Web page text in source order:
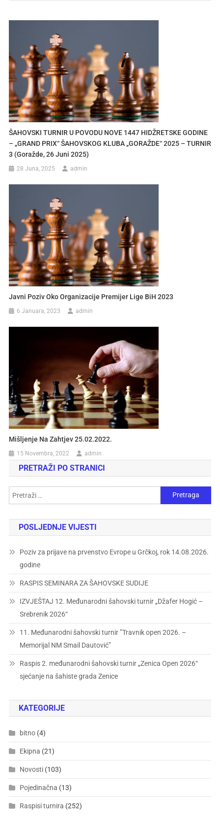
ŠAHOVSKI TURNIR U POVODU NOVE 1447 HIDŽRETSKE GODINE
– „GRAND PRIX“ ŠAHOVSKOG KLUBA „GORAŽDE“ 2025 – TURNIR
3 (Goražde, 26 Juni 2025)
28 Juna, 2025 admin
Javni Poziv Oko Organizacije Premijer Lige BiH 2023
6 Januara, 2023 admin
Mišljenje Na Zahtjev 25.02.2022.
15 Novembra, 2022 admin
PRETRAŽI PO STRANICI
POSLJEDNJE VIJESTI
Poziv za prijave na prvenstvo Evrope u Grčkoj, rok 14.08.2026.
godine
RASPIS SEMINARA ZA ŠAHOVSKE SUDIJE
IZVJEŠTAJ 12. Međunarodni šahovski turnir „Džafer Hogić –
Srebrenik 2026“
11. Međunarodni šahovski turnir ”Travnik open 2026. –
Memorijal NM Smail Dautović”
Raspis 2. međunarodni šahovski turnir „Zenica Open 2026“
sjećanje na šahiste grada Zenice
KATEGORIJE
bitno(4)
Ekipna (21)
Novosti(103)
Pojedinačna (13)
Raspisi turnira (252)